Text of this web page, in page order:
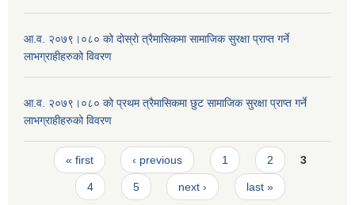
आ.व. २०७९।०८० को दाेस्राे त्रैमासिकमा सामाजिक सुरक्षा प्राप्त गर्ने
लाभग्राहीहरुको विवरण
आ.व. २०७९।०८० को प्रथम त्रैमासिकमा छुट सामाजिक सुरक्षा प्राप्त गर्ने
लाभग्राहीहरुको विवरण
Pages
« first ‹ previous 1 2 3
4 5 next › last »